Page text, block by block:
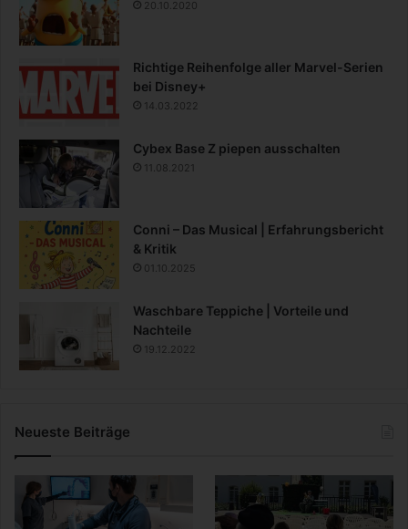
20.10.2020
Richtige Reihenfolge aller Marvel-Serien
bei Disney+
14.03.2022
Cybex Base Z piepen ausschalten
11.08.2021
Conni – Das Musical | Erfahrungsbericht
& Kritik
01.10.2025
Waschbare Teppiche | Vorteile und
Nachteile
19.12.2022
Neueste Beiträge